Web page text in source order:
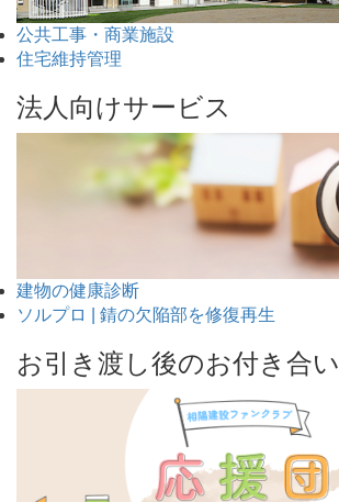
公共工事・商業施設
住宅維持管理
法人向けサービス
建物の健康診断
ソルプロ | 錆の欠陥部を修復再生
お引き渡し後のお付き合い